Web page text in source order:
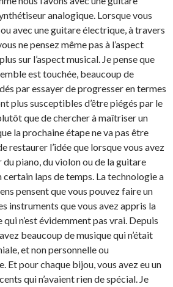
analogique. Lorsque vous
avec une guitare électrique, à travers
ne pensez même pas à l’aspect
sur l’aspect musical. Je pense que
est touchée, beaucoup de
par essayer de progresser en termes
plus susceptibles d’être piégés par le
que de chercher à maîtriser un
la prochaine étape ne va pas être
restaurer l’idée que lorsque vous avez
piano, du violon ou de la guitare
laps de temps. La technologie a
pensent que vous pouvez faire un
instruments que vous avez appris la
n’est évidemment pas vrai. Depuis
beaucoup de musique qui n’était
et non personnelle ou
Et pour chaque bijou, vous avez eu un
qui n’avaient rien de spécial. Je